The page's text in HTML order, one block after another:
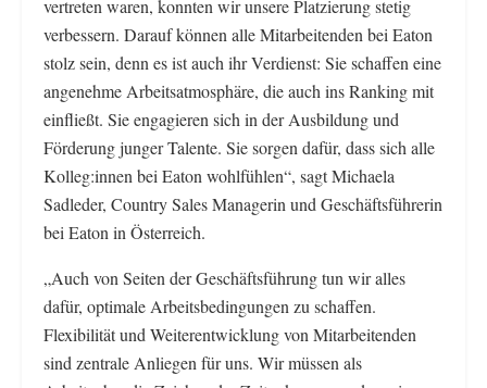
vertreten waren, konnten wir unsere Platzierung stetig
verbessern. Darauf können alle Mitarbeitenden bei Eaton
stolz sein, denn es ist auch ihr Verdienst: Sie schaffen eine
angenehme Arbeitsatmosphäre, die auch ins Ranking mit
einfließt. Sie engagieren sich in der Ausbildung und
Förderung junger Talente. Sie sorgen dafür, dass sich alle
Kolleg:innen bei Eaton wohlfühlen“, sagt Michaela
Sadleder, Country Sales Managerin und Geschäftsführerin
bei Eaton in Österreich.
„Auch von Seiten der Geschäftsführung tun wir alles
dafür, optimale Arbeitsbedingungen zu schaffen.
Flexibilität und Weiterentwicklung von Mitarbeitenden
sind zentrale Anliegen für uns. Wir müssen als